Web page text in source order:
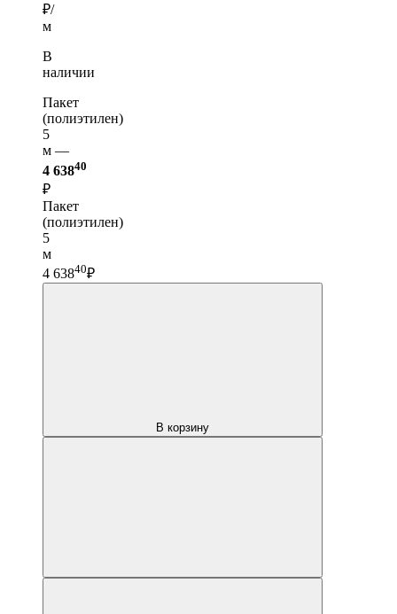
₽/
м
В
наличии
Пакет
(полиэтилен)
5
м —
4 63840
₽
Пакет
(полиэтилен)
5
м
4 63840₽
В корзину